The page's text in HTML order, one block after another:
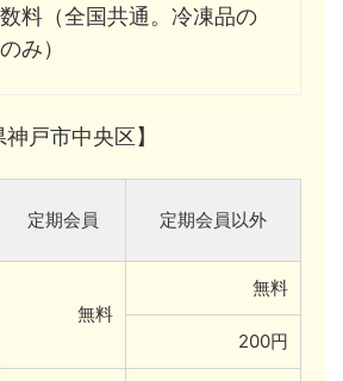
料（全国共通。冷凍品の
み）
戸市中央区】
定期会員 定期会員以外
無料
無料
200円